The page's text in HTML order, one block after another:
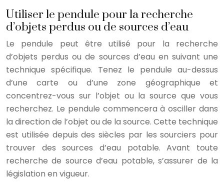
Utiliser le pendule pour la recherche
d’objets perdus ou de sources d’eau
Le pendule peut être utilisé pour la recherche
d’objets perdus ou de sources d’eau en suivant une
technique spécifique. Tenez le pendule au-dessus
d’une carte ou d’une zone géographique et
concentrez-vous sur l’objet ou la source que vous
recherchez. Le pendule commencera à osciller dans
la direction de l’objet ou de la source. Cette technique
est utilisée depuis des siècles par les sourciers pour
trouver des sources d’eau potable. Avant toute
recherche de source d’eau potable, s’assurer de la
législation en vigueur.